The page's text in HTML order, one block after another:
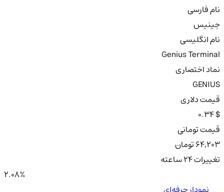
نام فارسی
جینیس
نام انگلیسی
Genius Terminal
نماد اختصاری
GENIUS
قیمت دلاری
0.34 $
قیمت تومانی
64,203 تومان
تغییرات ۲۴ ساعته
2.08%